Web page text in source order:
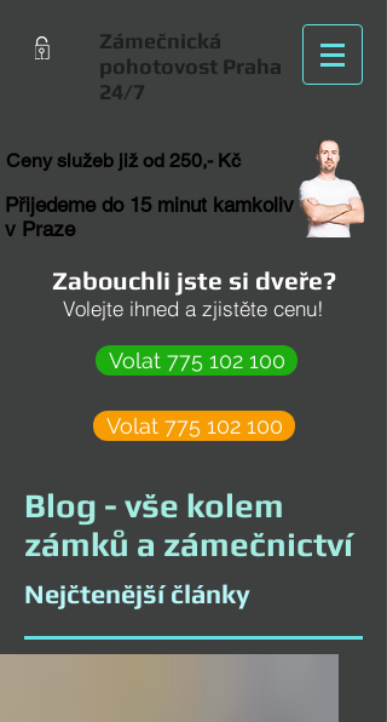
Zámečnická
pohotovost Praha
24/7
Ceny služeb již od 250,- Kč
Přijedeme do 15 minut kamkoliv
v Praze
Zabouchli jste si dveře?
Volejte ihned a zjistěte cenu!
Volat 775 102 100
Volat 775 102 100
Blog - vše kolem
zámků a zámečnictví
Nejčtenější články